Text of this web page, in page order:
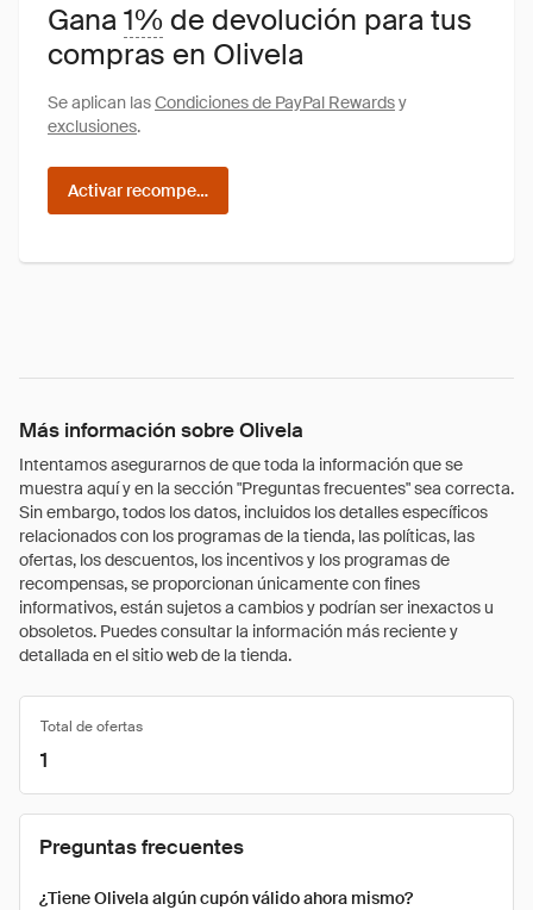
Gana1% de devolución para tus
compras en Olivela
Se aplican lasCondiciones de PayPal Rewardsy
exclusiones.
Activar recompensas
Más información sobre Olivela
Intentamos asegurarnos de que toda la información que se
muestra aquí y en la sección "Preguntas frecuentes" sea correcta.
Sin embargo, todos los datos, incluidos los detalles específicos
relacionados con los programas de la tienda, las políticas, las
ofertas, los descuentos, los incentivos y los programas de
recompensas, se proporcionan únicamente con fines
informativos, están sujetos a cambios y podrían ser inexactos u
obsoletos. Puedes consultar la información más reciente y
detallada en el sitio web de la tienda.
Total de ofertas
1
Preguntas frecuentes
¿Tiene Olivela algún cupón válido ahora mismo?